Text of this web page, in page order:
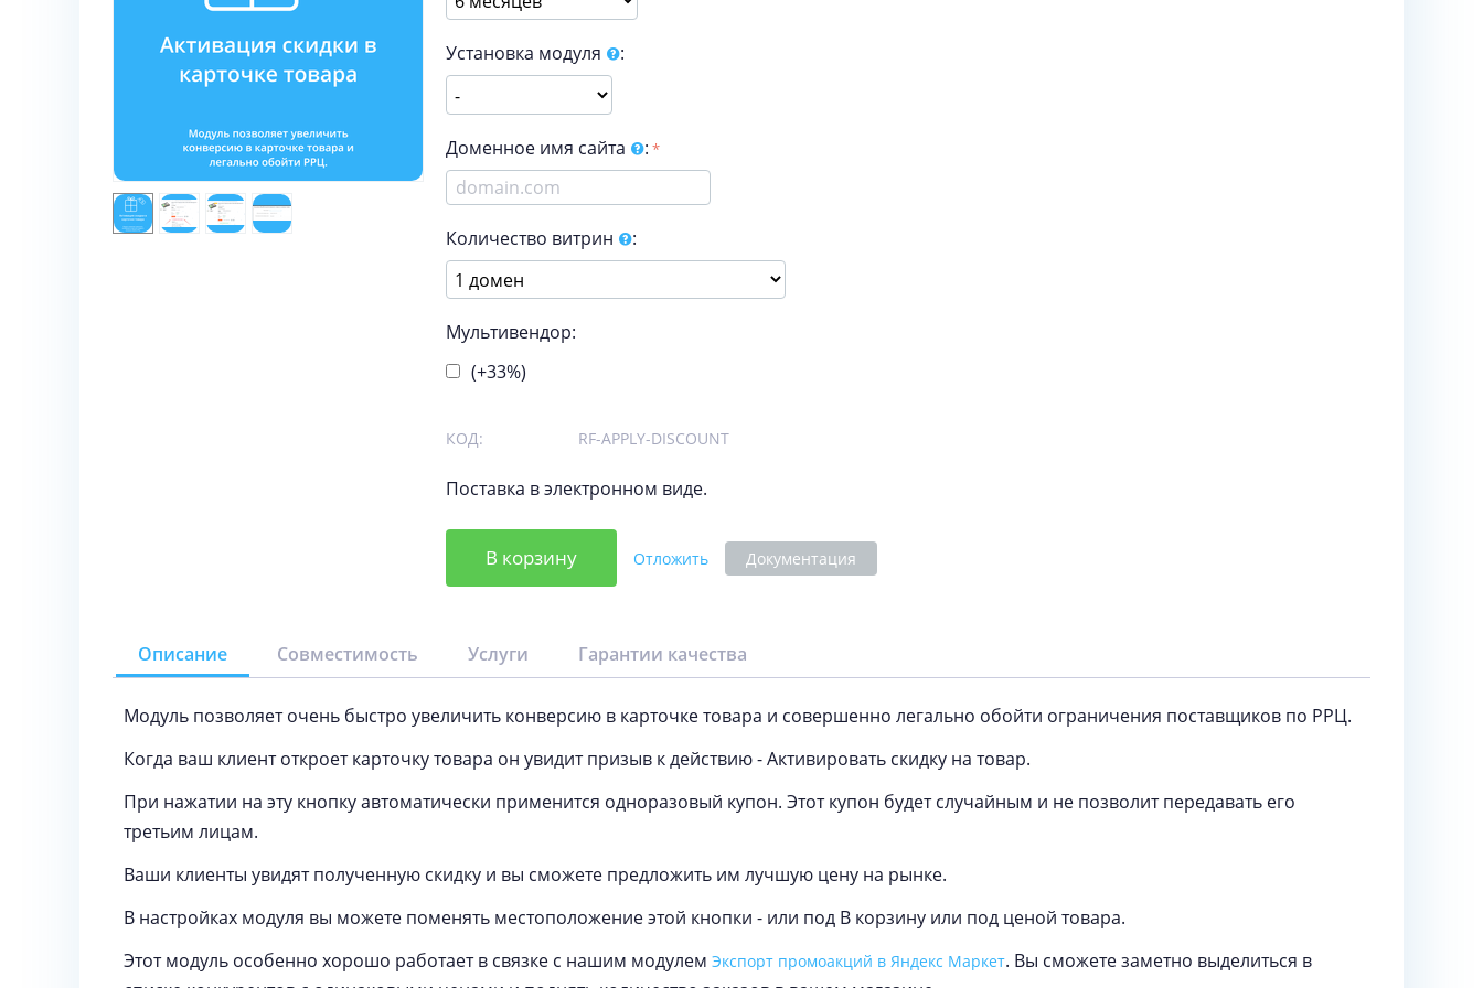
Установка модуля :
Доменное имя сайта :
Количество витрин :
Мультивендор:
(+33%)
КОД: RF-APPLY-DISCOUNT
Поставка в электронном виде.
В корзину Отложить Документация
Описание Совместимость Услуги Гарантии качества
Модуль позволяет очень быстро увеличить конверсию в карточке товара и совершенно легально обойти ограничения поставщиков по РРЦ.
Когда ваш клиент откроет карточку товара он увидит призыв к действию - Активировать скидку на товар.
При нажатии на эту кнопку автоматически применится одноразовый купон. Этот купон будет случайным и не позволит передавать его
третьим лицам.
Ваши клиенты увидят полученную скидку и вы сможете предложить им лучшую цену на рынке.
В настройках модуля вы можете поменять местоположение этой кнопки - или под В корзину или под ценой товара.
Этот модуль особенно хорошо работает в связке с нашим модулем Экспорт промоакций в Яндекс Маркет. Вы сможете заметно выделиться в